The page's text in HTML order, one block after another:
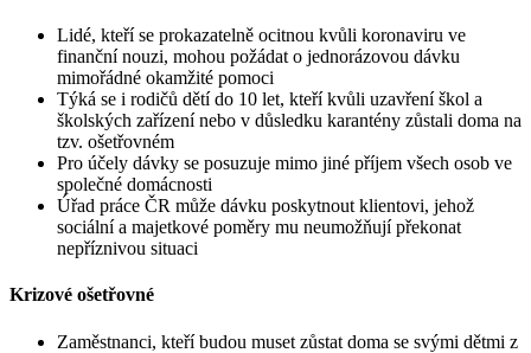
Lidé, kteří se prokazatelně ocitnou kvůli koronaviru ve
finanční nouzi, mohou požádat o jednorázovou dávku
mimořádné okamžité pomoci
Týká se i rodičů dětí do 10 let, kteří kvůli uzavření škol a
školských zařízení nebo v důsledku karantény zůstali doma na
tzv. ošetřovném
Pro účely dávky se posuzuje mimo jiné příjem všech osob ve
společné domácnosti
Úřad práce ČR může dávku poskytnout klientovi, jehož
sociální a majetkové poměry mu neumožňují překonat
nepříznivou situaci
Krizové ošetřovné
Zaměstnanci, kteří budou muset zůstat doma se svými dětmi z